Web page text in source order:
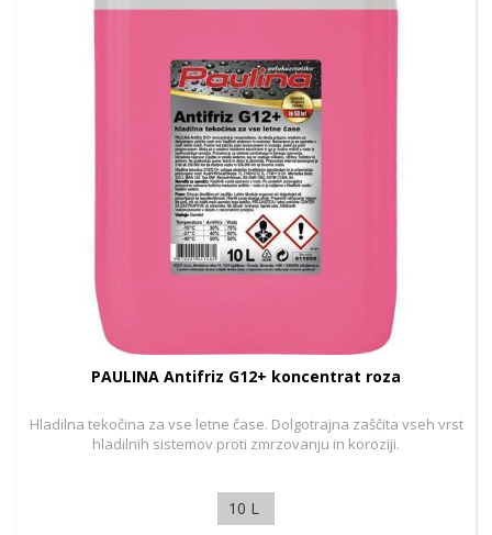
PAULINA Antifriz G12+ koncentrat roza
Hladilna tekočina za vse letne čase. Dolgotrajna zaščita vseh vrst
hladilnih sistemov proti zmrzovanju in koroziji.
10 L